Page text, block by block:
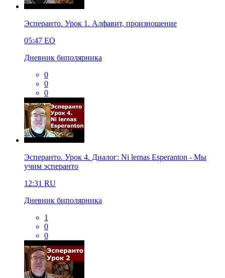
Эсперанто. Урок 1. Алфавит, произношение
05:47 EO
Дневник биполярника
0
0
0
Эсперанто. Урок 4. Диалог: Ni lernas Esperanton - Мы
учим эсперанто
12:31 RU
Дневник биполярника
1
0
0